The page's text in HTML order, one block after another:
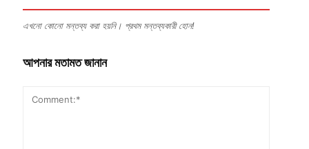
এখনো কোনো মন্তব্য করা হয়নি। প্রথম মন্তব্যকারী হোন!
আপনার মতামত জানান